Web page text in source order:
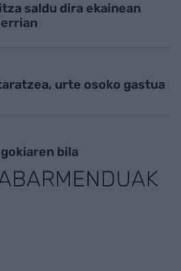
saldu dira ekainean
urte osoko gastua
bila